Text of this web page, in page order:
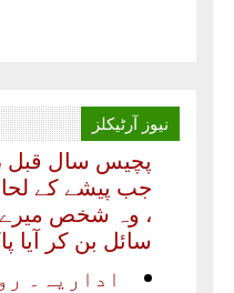
نیوز آرٹیکلز
سلیم حجازی
پچیس سال قبل ،
جب پیشے کے
، وہ شخص میرے
سائل بن کر آیا
‏اداریہ۔
کرن. محمد